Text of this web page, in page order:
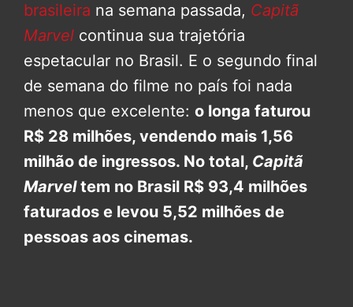
brasileira na semana passada, Capitã
Marvel continua sua trajetória
espetacular no Brasil. E o segundo final
de semana do filme no país foi nada
menos que excelente: o longa faturou
R$ 28 milhões, vendendo mais 1,56
milhão de ingressos. No total, Capitã
Marveltem no Brasil R$ 93,4 milhões
faturados e levou 5,52 milhões de
pessoas aos cinemas.